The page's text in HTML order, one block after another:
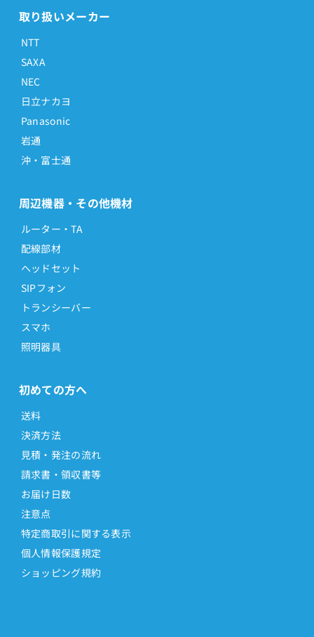
取り扱いメーカー
NTT
SAXA
NEC
日立ナカヨ
Panasonic
岩通
沖・富士通
周辺機器・その他機材
ルーター・TA
配線部材
ヘッドセット
SIPフォン
トランシーバー
スマホ
照明器具
初めての方へ
送料
決済方法
見積・発注の流れ
請求書・領収書等
お届け日数
注意点
特定商取引に関する表示
個人情報保護規定
ショッピング規約